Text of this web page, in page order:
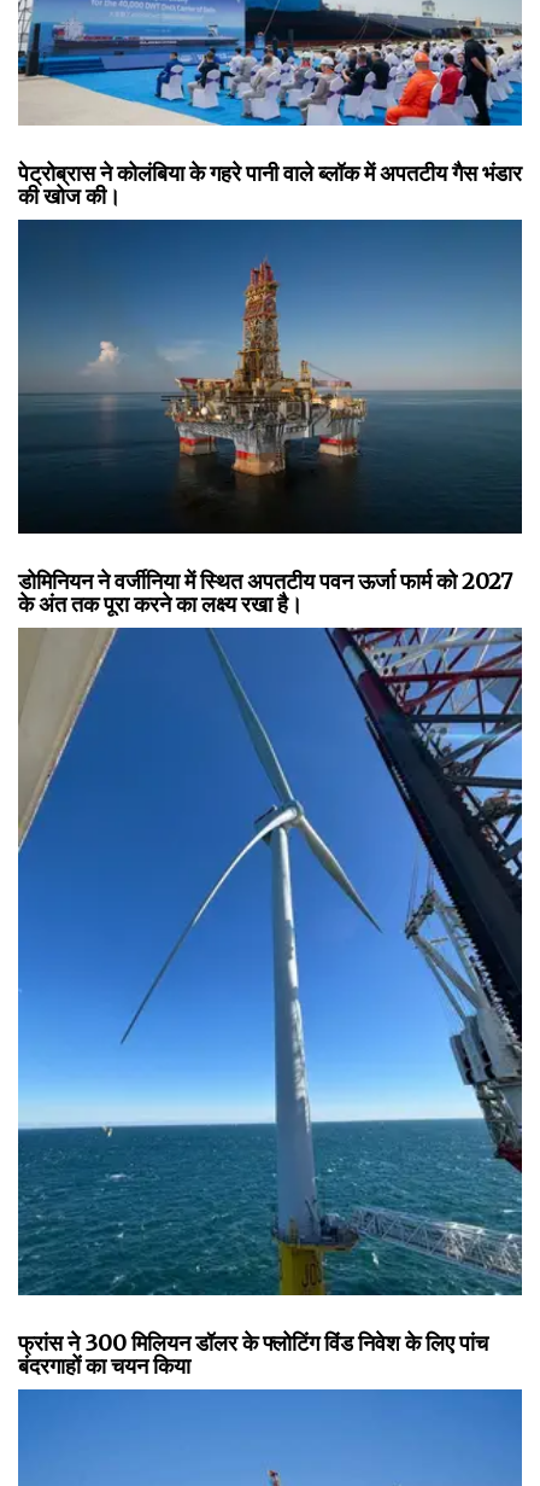
पेट्रोब्रास ने कोलंबिया के गहरे पानी वाले ब्लॉक में अपतटीय गैस भंडार
की खोज की।
डोमिनियन ने वर्जीनिया में स्थित अपतटीय पवन ऊर्जा फार्म को 2027
के अंत तक पूरा करने का लक्ष्य रखा है।
फ्रांस ने 300 मिलियन डॉलर के फ्लोटिंग विंड निवेश के लिए पांच
बंदरगाहों का चयन किया